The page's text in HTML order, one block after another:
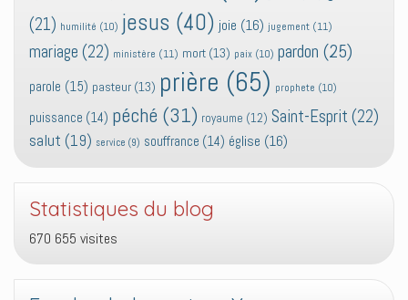
(21) humilité (10) jesus (40) joie (16) jugement (11)
mariage (22) ministère (11) mort (13) paix (10) pardon (25)
parole (15) pasteur (13) prière (65) prophete (10)
puissance (14) péché (31) royaume (12) Saint-Esprit (22)
salut (19) service (9) souffrance (14) église (16)
Statistiques du blog
670 655 visites